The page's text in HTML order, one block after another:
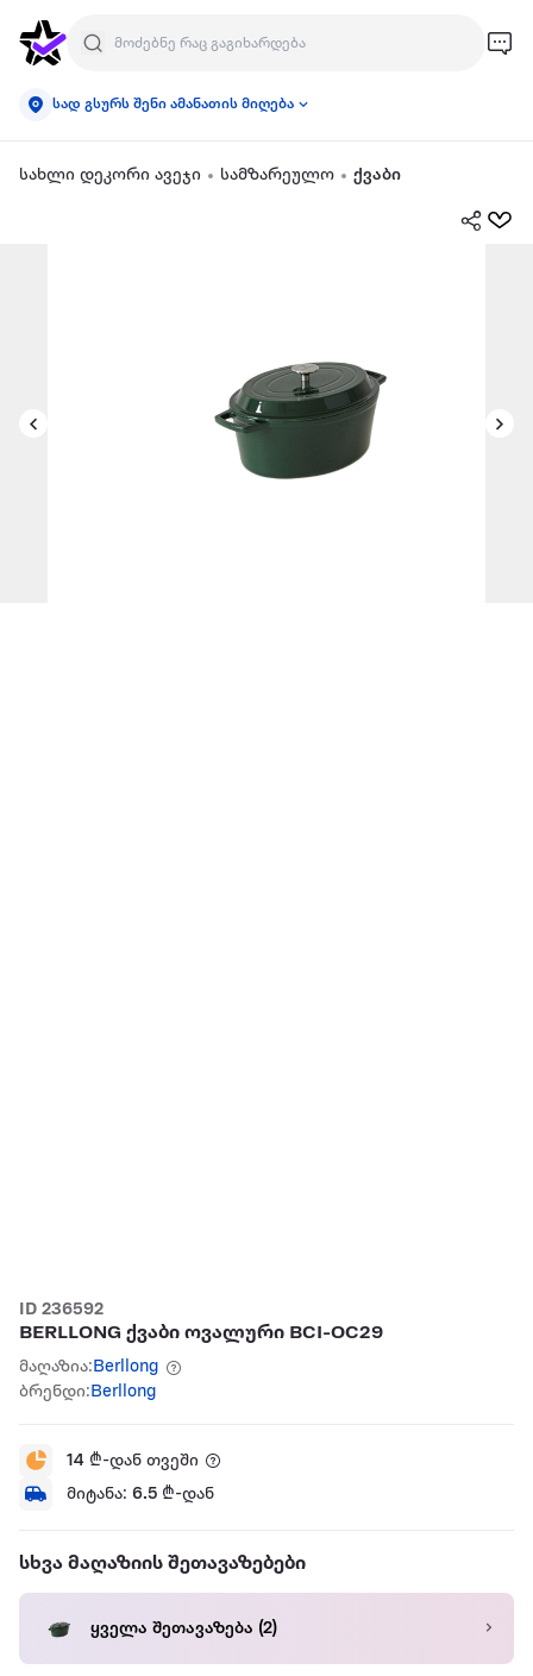
სად გსურს შენი ამანათის მიღება
სახლი დეკორი ავეჯი სამზარეულო ქვაბი
ID 236592
BERLLONG ქვაბი ოვალური BCI-OC29
მაღაზია:Berllong
ბრენდი:Berllong
14 ₾-დან თვეში
მიტანა: 6.5 ₾-დან
სხვა მაღაზიის შეთავაზებები
ყველა შეთავაზება (2)